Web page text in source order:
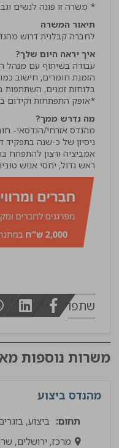
* משרה זו פונה לנשים
תיאור המשרה
לחברה קבלנית דרוש
איך יראה היום שלך?
עבודה בשיתוף עם מנהל
הזמנת חומרים, חישוב
*אופק התפתחות וקידום
מה נדרש ממך?
ראש גדול, יחסי אנוש
שתפו
משרות נוספות
מהנדס ביצוע
תחום: ביצוע,
מרכז, ירושלים,